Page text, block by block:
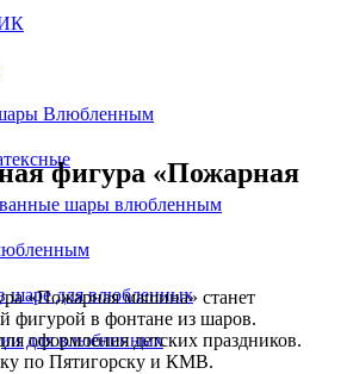
Влюбленным
шары влюбленным
шаре для влюбленных
для влюбленных
фигура «Пожарная
«Пожарная машина» станет
фигурой в фонтане из шаров.
оформления детских праздников.
по Пятигорску и КМВ.